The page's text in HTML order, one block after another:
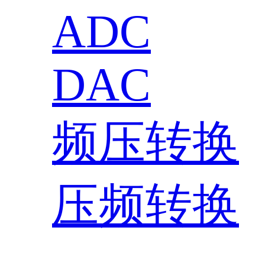
ADC
DAC
频压转换
压频转换